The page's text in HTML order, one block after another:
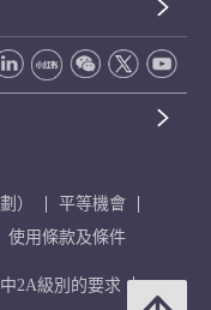
）
平等機會
使用條款及條件
2A級別的要求